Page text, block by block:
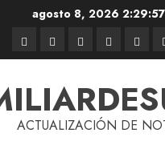
agosto 8, 2026
ACTUALIZACIÓN DE